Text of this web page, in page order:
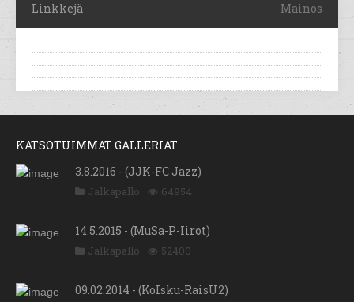
Linkkejä Mainos
KATSOTUIMMAT GALLERIAT
3.8.2016 - (JJK-FC Jazz)
Jalkapallo 64954
14.5.2015 - (MuSa-P-Iirot)
Jalkapallo 52400
09.02.2014 - (KoIsku-RaisU2)